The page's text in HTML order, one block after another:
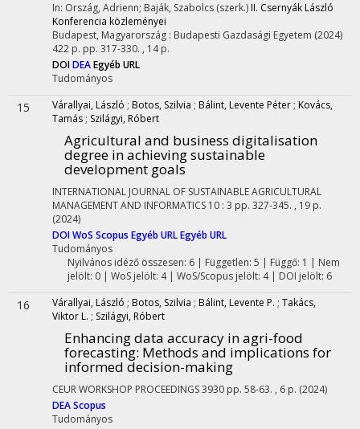
In: Ország, Adrienn; Baják, Szabolcs (szerk.) II. Csernyák László
Konferencia közleményei
Budapest, Magyarország : Budapesti Gazdasági Egyetem (2024)
422 p. pp. 317-330. , 14 p.
DOIDEAEgyéb URL
Tudományos
15 Várallyai, László ; Botos, Szilvia ; Bálint, Levente Péter ; Kovács,
Tamás ; Szilágyi, Róbert
Agricultural and business digitalisation
degree in achieving sustainable
development goals
INTERNATIONAL JOURNAL OF SUSTAINABLE AGRICULTURAL
MANAGEMENT AND INFORMATICS 10 : 3 pp. 327-345. , 19 p.
(2024)
DOIWoS Scopus Egyéb URLEgyéb URL
Tudományos
Nyilvános idéző összesen: 6| Független: 5 | Függő: 1 | Nem
jelölt: 0 | WoS jelölt: 4 | WoS/Scopus jelölt: 4 | DOI jelölt: 6
16 Várallyai, László ; Botos, Szilvia ; Bálint, Levente P. ; Takács,
Viktor L. ; Szilágyi, Róbert
Enhancing data accuracy in agri-food
forecasting: Methods and implications for
informed decision-making
CEUR WORKSHOP PROCEEDINGS3930 pp. 58-63. , 6 p. (2024)
DEAScopus
Tudományos